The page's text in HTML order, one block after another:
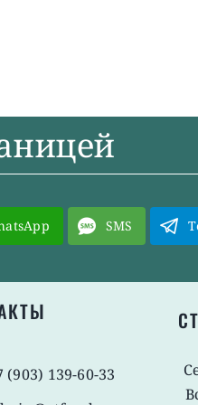
SMS
(903) 139-60-33